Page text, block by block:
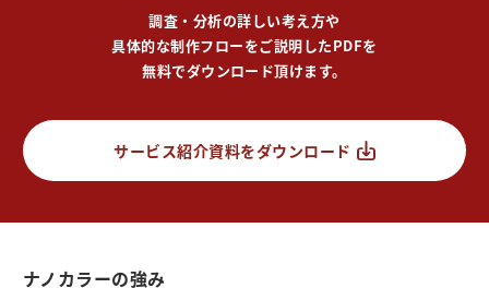
調査・分析の詳しい考え方や
具体的な制作フローをご説明したPDFを
無料でダウンロード頂けます。
サービス紹介資料をダウンロード
ナノカラーの強み